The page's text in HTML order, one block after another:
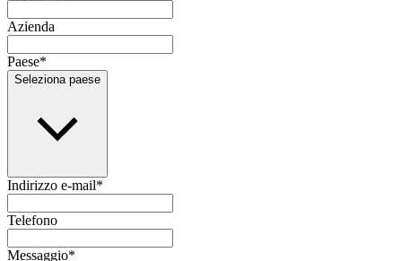
Azienda
Paese*
Seleziona paese
Indirizzo e-mail*
Telefono
Messaggio*